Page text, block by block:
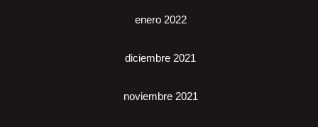
enero 2022
diciembre 2021
noviembre 2021